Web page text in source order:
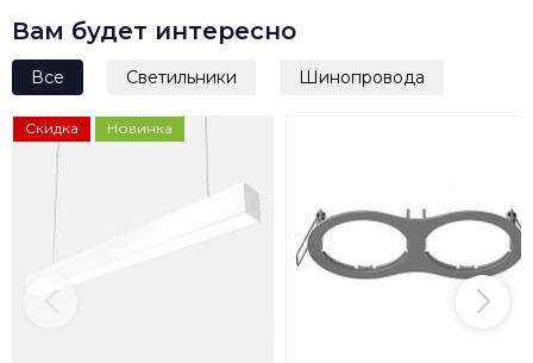
Вам будет интересно
Все Светильники Шинопровода
Скидка Новинка